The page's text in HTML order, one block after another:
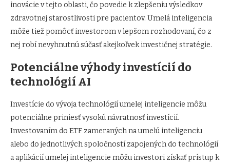
inovácie v tejto oblasti, čo povedie k zlepšeniu výsledkov
zdravotnej starostlivosti pre pacientov. Umelá inteligencia
môže tiež pomôcť investorom v lepšom rozhodovaní, čo z
nej robí nevyhnutnú súčasť akejkoľvek investičnej stratégie.
Potenciálne výhody investícií do
technológií AI
Investície do vývoja technológií umelej inteligencie môžu
potenciálne priniesť vysokú návratnosť investícií.
Investovaním do ETF zameraných na umelú inteligenciu
alebo do jednotlivých spoločností zapojených do technológií
a aplikácií umelej inteligencie môžu investori získať prístup k